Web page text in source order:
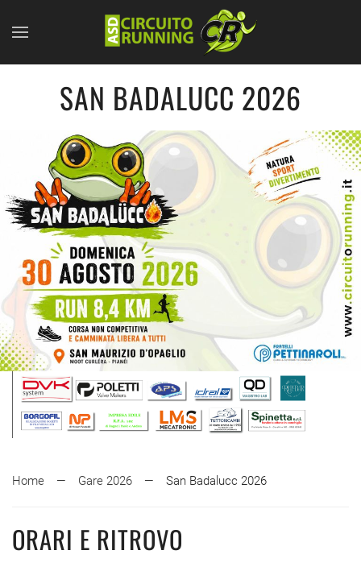
Skip to main content
SAN BADALUCC 2026
Home Gare 2026 San Badalucc 2026
ORARI E RITROVO